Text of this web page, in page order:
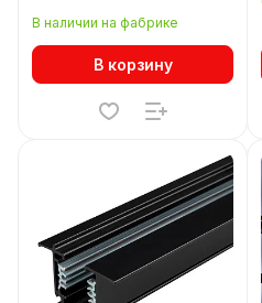
В наличии на фабрике
В корзину